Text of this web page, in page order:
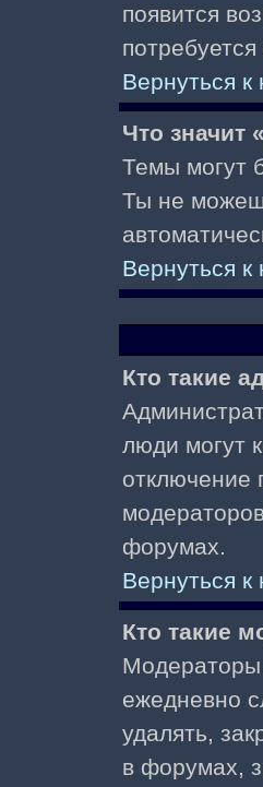
появится
Вернуться к
Что значит
Темы могут
Ты не
Вернуться к
Кто такие
люди могут
отключение
форумах.
Вернуться к
Кто такие
Модераторы
ежедневно
удалять,
в форумах,